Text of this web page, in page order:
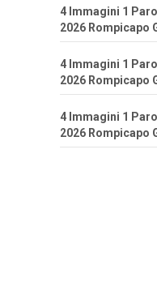
4 Immagini 1
2026 Rompicapo
4 Immagini 1
2026 Rompicapo
4 Immagini 1
2026 Rompicapo